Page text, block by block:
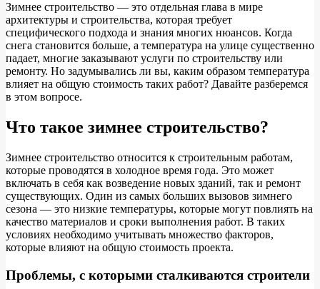
Зимнее строительство — это отдельная глава в мире
архитектуры и строительства, которая требует
специфического подхода и знания многих нюансов. Когда
снега становится больше, а температура на улице существенно
падает, многие заказывают услуги по строительству или
ремонту. Но задумывались ли вы, каким образом температура
влияет на общую стоимость таких работ? Давайте разберемся
в этом вопросе.
Что такое зимнее строительство?
Зимнее строительство относится к строительным работам,
которые проводятся в холодное время года. Это может
включать в себя как возведение новых зданий, так и ремонт
существующих. Один из самых больших вызовов зимнего
сезона — это низкие температуры, которые могут повлиять на
качество материалов и сроки выполнения работ. В таких
условиях необходимо учитывать множество факторов,
которые влияют на общую стоимость проекта.
Проблемы, с которыми сталкиваются строители